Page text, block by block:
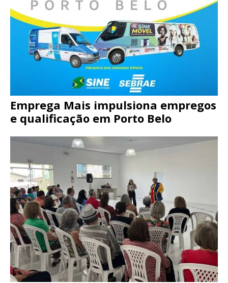
Emprega Mais impulsiona empregos
e qualificação em Porto Belo